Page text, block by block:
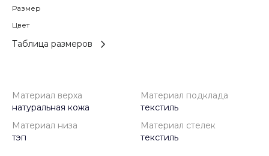
Размер
Цвет
Таблица размеров
Материал верха
натуральная кожа
Материал подклада
текстиль
Материал низа
тэп
Материал стелек
текстиль